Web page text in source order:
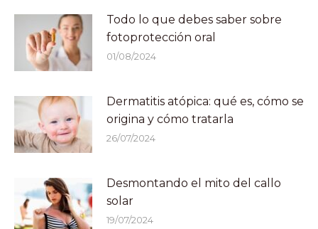
Todo lo que debes saber sobre
fotoprotección oral
01/08/2024
Dermatitis atópica: qué es, cómo se
origina y cómo tratarla
26/07/2024
Desmontando el mito del callo
solar
19/07/2024